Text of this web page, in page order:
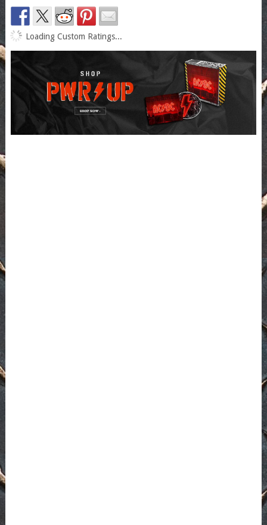
Loading Custom Ratings...